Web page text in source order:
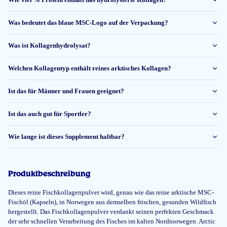
Alles prima
11 Nov 2025
neutrale smaak zoals beloofd, probleemloos met alles te mixen, fijne info
service over product en hulp bij het bestellen, daarnaast snelle levering.
c matadin
Ik heb nooit omega 3 olie bij jullie gekocht! Waarom vragen jullie deze te
beoordelen? Foutje denk ik?
Tim
Was bedeutet das blaue MSC-Logo auf der Verpackung?
Was ist Kollagenhydrolysat?
Welchen Kollagentyp enthält reines arktisches Kollagen?
Ist das für Männer und Frauen geeignet?
Ist das auch gut für Sportler?
Wie lange ist dieses Supplement haltbar?
Produktbeschreibung
Dieses reine Fischkollagenpulver wird, genau wie das reine arktische MSC-
Fischöl (Kapseln), in Norwegen aus demselben frischen, gesunden Wildfisch
hergestellt. Das Fischkollagenpulver verdankt seinen perfekten Geschmack
der sehr schnellen Verarbeitung des Fisches im kalten Nordnorwegen. Arctic